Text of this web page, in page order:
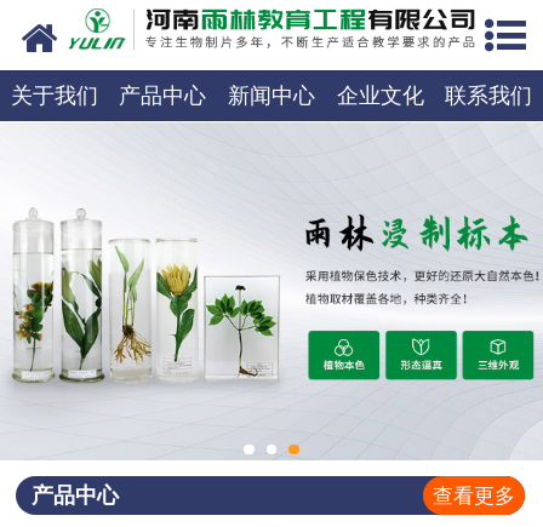
网站首页
关于我们
新闻中心
在线商城
联系我们
关于我们 产品中心 新闻中心 企业文化 联系我们
产品中心 查看更多